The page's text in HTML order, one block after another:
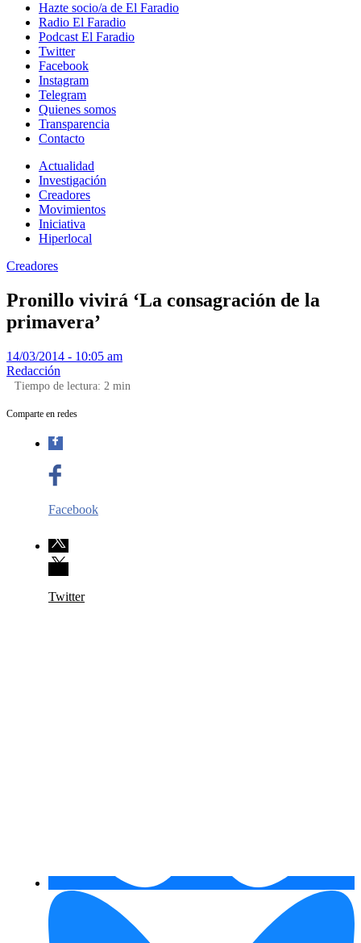
Hazte socio/a de El Faradio
Radio El Faradio
Podcast El Faradio
Twitter
Facebook
Instagram
Telegram
Quienes somos
Transparencia
Contacto
Actualidad
Investigación
Creadores
Movimientos
Iniciativa
Hiperlocal
Creadores
Pronillo vivirá ‘La consagración de la
primavera’
14/03/2014 - 10:05 am
Redacción
Tiempo de lectura: 2 min
Comparte en redes
Facebook
Twitter